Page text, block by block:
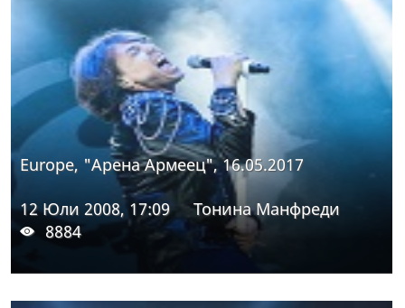
Europe, "Арена Армеец", 16.05.2017
12 Юли 2008, 17:09
Тонина Манфреди
8884